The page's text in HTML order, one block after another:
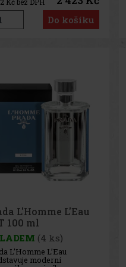
vůně byla
světově
parfuméry z
- Nadège Le
Kč bez DPH
Do košíku
L'Homme L'Eau
100 ml
(4 ks)
L’Homme L’Eau
moderní